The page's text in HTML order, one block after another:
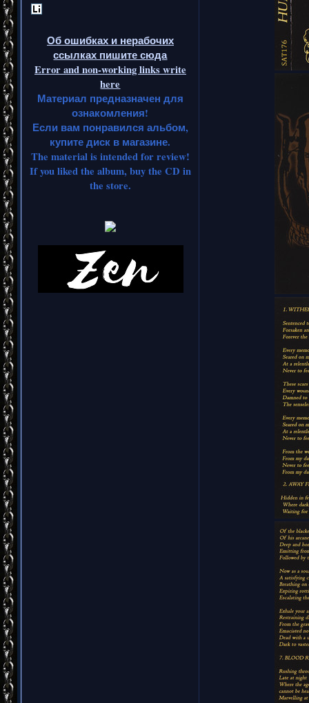
Об ошибках и нерабочих
ссылках пишите сюда
Error and non-working links write
here
Материал предназначен для
ознакомления!
Если вам понравился альбом,
купите диск в магазине.
The material is intended for review!
If you liked the album, buy the CD in
the store.